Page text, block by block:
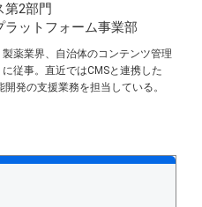
第2部門
ットフォーム事業部
薬業界、自治体のコンテンツ管理
従事。直近ではCMSと連携した
発の支援業務を担当している。